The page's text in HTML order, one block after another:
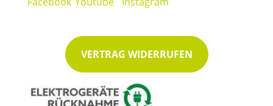
VERTRAG WIDERRUFEN